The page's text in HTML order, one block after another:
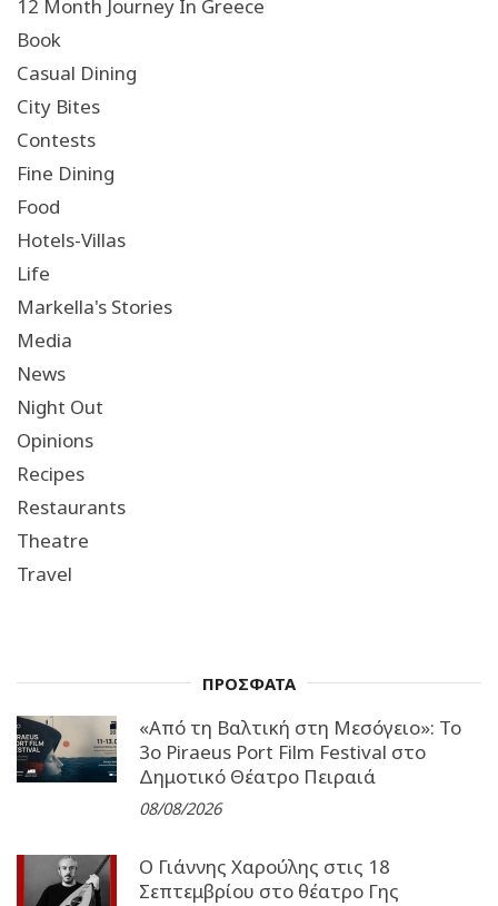
12 Month Journey In Greece
Book
Casual Dining
City Bites
Contests
Fine Dining
Food
Hotels-Villas
Life
Markella's Stories
Media
News
Night Out
Opinions
Recipes
Restaurants
Theatre
Travel
ΠΡΟΣΦΑΤΑ
«Από τη Βαλτική στη Μεσόγειο»: Το
3o Piraeus Port Film Festival στο
Δημοτικό Θέατρο Πειραιά
08/08/2026
Ο Γιάννης Χαρούλης στις 18
Σεπτεμβρίου στο θέατρο Γης